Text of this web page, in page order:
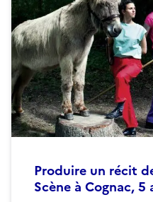
Produire un récit
Scène à Cognac, 5